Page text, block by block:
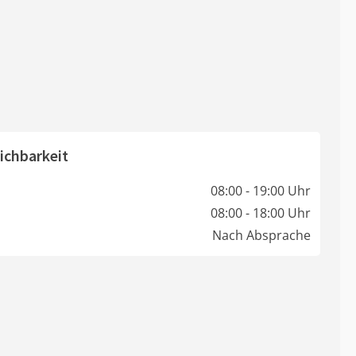
08:00 - 19:00 Uhr
08:00 - 18:00 Uhr
Nach Absprache